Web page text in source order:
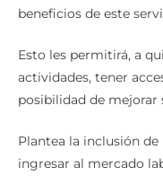
beneficios de este
Esto les permitirá, a
actividades, tener
posibilidad de mejorar
Plantea la inclusión
ingresar al mercado